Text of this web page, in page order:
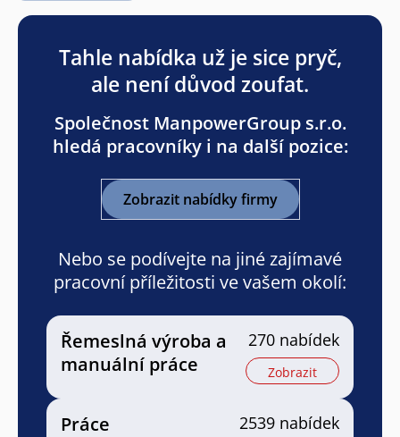
Tahle nabídka už je sice pryč,
ale není důvod zoufat.
Společnost ManpowerGroup s.r.o.
hledá pracovníky i na další pozice:
Zobrazit nabídky firmy
Nebo se podívejte na jiné zajímavé
pracovní příležitosti ve vašem okolí:
Řemeslná výroba a
manuální práce
270 nabídek
Zobrazit
Práce 2539 nabídek